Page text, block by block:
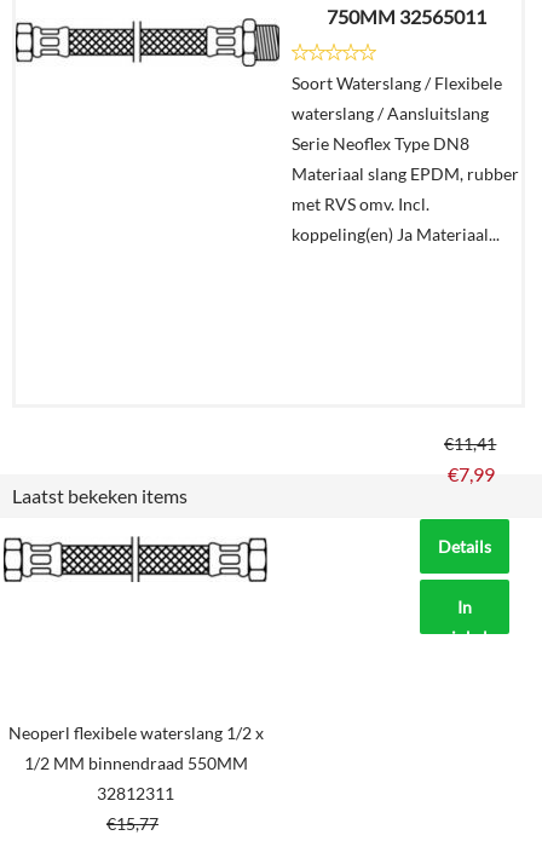
In
winkelmand
750MM 32565011
Soort Waterslang / Flexibele
waterslang / Aansluitslang
Serie Neoflex Type DN8
Materiaal slang EPDM, rubber
met RVS omv. Incl.
koppeling(en) Ja Materiaal...
€11,41
€7,99
Details
In
winkelmand
Laatst bekeken items
Neoperl flexibele waterslang 1/2 x
1/2 MM binnendraad 550MM
32812311
€15,77